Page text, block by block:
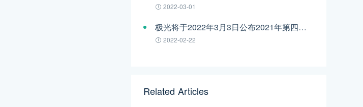
2022-03-01
极光将于2022年3月3日公布2021年第四季度及全年财报
2022-02-22
Related Articles